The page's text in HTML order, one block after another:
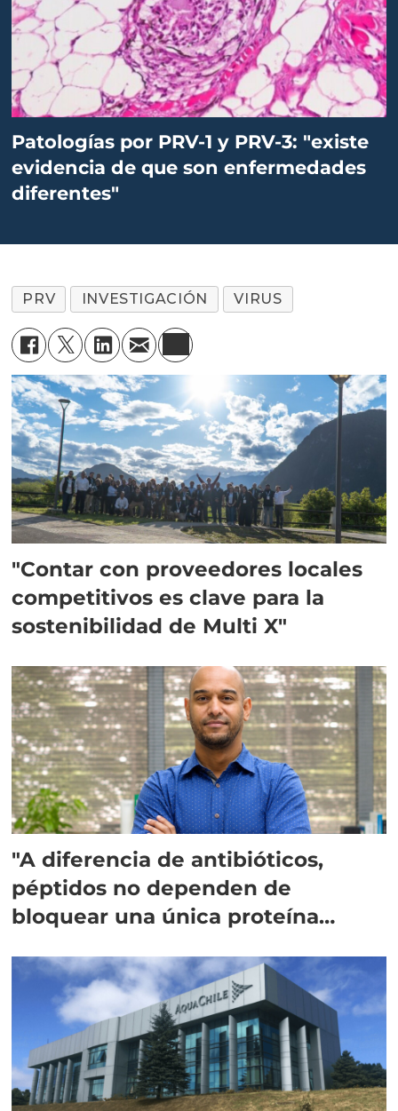
Patologías por PRV-1 y PRV-3: "existe
evidencia de que son enfermedades
diferentes"
PRV INVESTIGACIÓN VIRUS
"Contar con proveedores locales
competitivos es clave para la
sostenibilidad de Multi X"
"A diferencia de antibióticos,
péptidos no dependen de
bloquear una única proteína